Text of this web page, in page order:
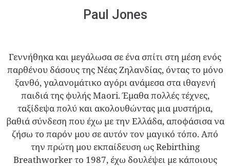
Paul Jones
Γεννήθηκα και μεγάλωσα σε ένα σπίτι στη μέση ενός
παρθένου δάσους της Νέας Ζηλανδίας, όντας το μόνο
ξανθό, γαλανομάτικο αγόρι ανάμεσα στα ιθαγενή
παιδιά της φυλής Maori. Έμαθα πολλές τέχνες,
ταξίδεψα πολύ και ακολουθώντας μια μυστήρια,
βαθιά σύνδεση που έχω με την Ελλάδα, αποφάσισα να
ζήσω το παρόν μου σε αυτόν τον μαγικό τόπο. Από
την πρώτη μου εκπαίδευση ως Rebirthing
Breathworker το 1987, έχω δουλέψει με κάποιους